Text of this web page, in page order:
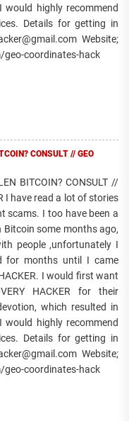
highly recommend
Details for getting in
Website;
coordinates-hack
CONSULT // GEO
BITCOIN? CONSULT //
I have read a lot of stories
scams. I too have been a
some months ago,
people ,unfortunately I
for months until I came
I would first want
HACKER for their
which resulted in
highly recommend
Details for getting in
Website;
coordinates-hack